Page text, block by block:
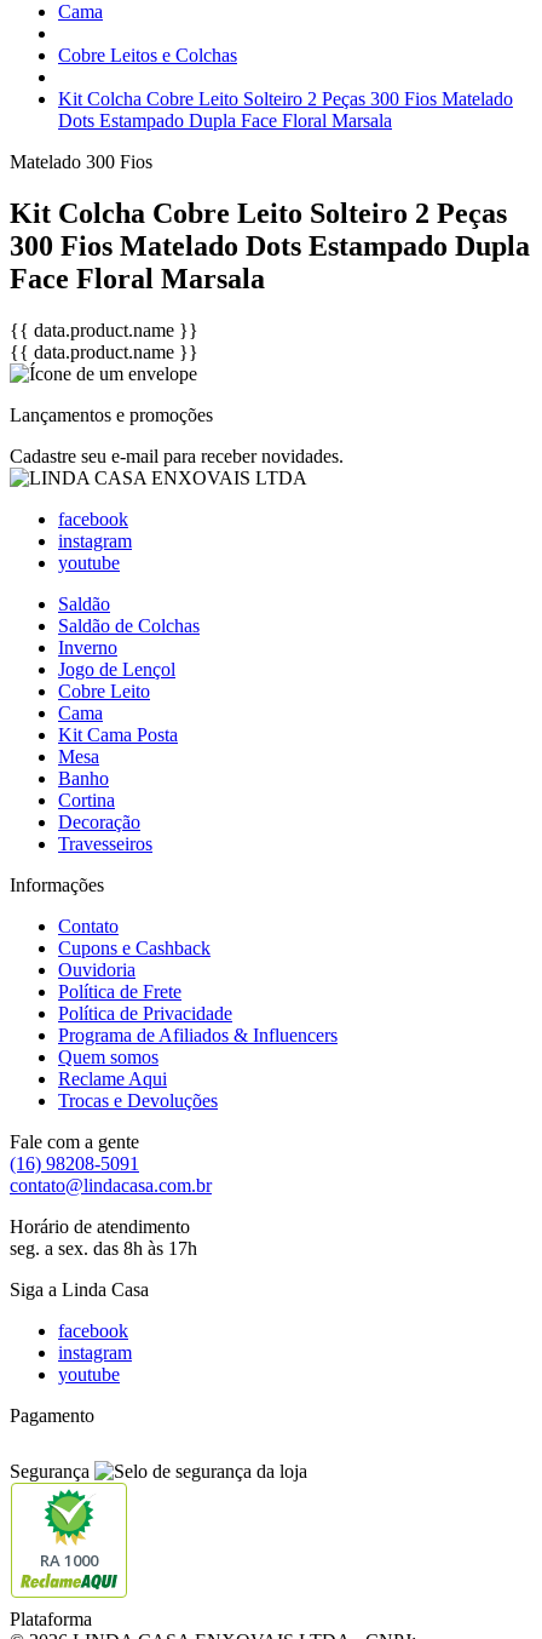
Cama
Cobre Leitos e Colchas
Kit Colcha Cobre Leito Solteiro 2 Peças 300 Fios Matelado
Dots Estampado Dupla Face Floral Marsala
Matelado 300 Fios
Kit Colcha Cobre Leito Solteiro 2 Peças
300 Fios Matelado Dots Estampado Dupla
Face Floral Marsala
{{ data.product.name }}
{{ data.product.name }}
Lançamentos e promoções
Cadastre seu e-mail para receber novidades.
facebook
instagram
youtube
Saldão
Saldão de Colchas
Inverno
Jogo de Lençol
Cobre Leito
Cama
Kit Cama Posta
Mesa
Banho
Cortina
Decoração
Travesseiros
Informações
Contato
Cupons e Cashback
Ouvidoria
Política de Frete
Política de Privacidade
Programa de Afiliados & Influencers
Quem somos
Reclame Aqui
Trocas e Devoluções
Fale com a gente
(16) 98208-5091
contato@lindacasa.com.br
Horário de atendimento
seg. a sex. das 8h às 17h
Siga a Linda Casa
facebook
instagram
youtube
Pagamento
Segurança
RA 1000
Plataforma